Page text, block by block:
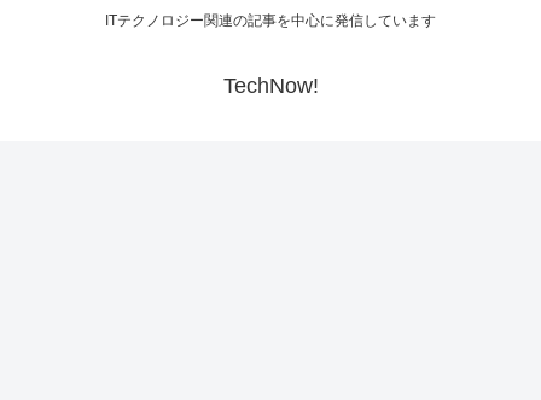
ITテクノロジー関連の記事を中心に発信しています
TechNow!